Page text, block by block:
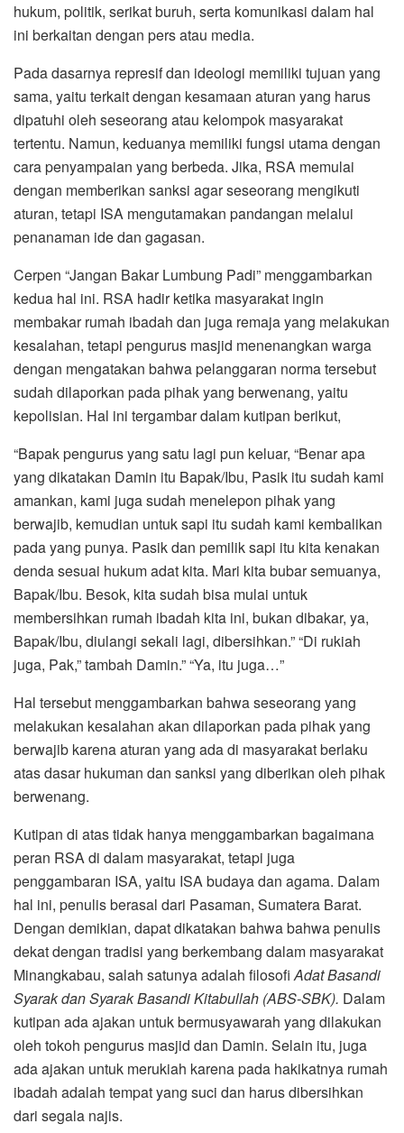
hukum, politik, serikat buruh, serta komunikasi dalam hal
ini berkaitan dengan pers atau media.
Pada dasarnya represif dan ideologi memiliki tujuan yang
sama, yaitu terkait dengan kesamaan aturan yang harus
dipatuhi oleh seseorang atau kelompok masyarakat
tertentu. Namun, keduanya memiliki fungsi utama dengan
cara penyampaian yang berbeda. Jika, RSA memulai
dengan memberikan sanksi agar seseorang mengikuti
aturan, tetapi ISA mengutamakan pandangan melalui
penanaman ide dan gagasan.
Cerpen “Jangan Bakar Lumbung Padi” menggambarkan
kedua hal ini. RSA hadir ketika masyarakat ingin
membakar rumah ibadah dan juga remaja yang melakukan
kesalahan, tetapi pengurus masjid menenangkan warga
dengan mengatakan bahwa pelanggaran norma tersebut
sudah dilaporkan pada pihak yang berwenang, yaitu
kepolisian. Hal ini tergambar dalam kutipan berikut,
“Bapak pengurus yang satu lagi pun keluar, “Benar apa
yang dikatakan Damin itu Bapak/Ibu, Pasik itu sudah kami
amankan, kami juga sudah menelepon pihak yang
berwajib, kemudian untuk sapi itu sudah kami kembalikan
pada yang punya. Pasik dan pemilik sapi itu kita kenakan
denda sesuai hukum adat kita. Mari kita bubar semuanya,
Bapak/Ibu. Besok, kita sudah bisa mulai untuk
membersihkan rumah ibadah kita ini, bukan dibakar, ya,
Bapak/Ibu, diulangi sekali lagi, dibersihkan.” “Di rukiah
juga, Pak,” tambah Damin.” “Ya, itu juga…”
Hal tersebut menggambarkan bahwa seseorang yang
melakukan kesalahan akan dilaporkan pada pihak yang
berwajib karena aturan yang ada di masyarakat berlaku
atas dasar hukuman dan sanksi yang diberikan oleh pihak
berwenang.
Kutipan di atas tidak hanya menggambarkan bagaimana
peran RSA di dalam masyarakat, tetapi juga
penggambaran ISA, yaitu ISA budaya dan agama. Dalam
hal ini, penulis berasal dari Pasaman, Sumatera Barat.
Dengan demikian, dapat dikatakan bahwa bahwa penulis
dekat dengan tradisi yang berkembang dalam masyarakat
Minangkabau, salah satunya adalah filosofiAdat Basandi
Syarak dan Syarak Basandi Kitabullah (ABS-SBK). Dalam
kutipan ada ajakan untuk bermusyawarah yang dilakukan
oleh tokoh pengurus masjid dan Damin. Selain itu, juga
ada ajakan untuk merukiah karena pada hakikatnya rumah
ibadah adalah tempat yang suci dan harus dibersihkan
dari segala najis.